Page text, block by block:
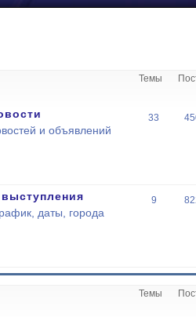
Темы
и объявлений
33
даты, города
9
Темы